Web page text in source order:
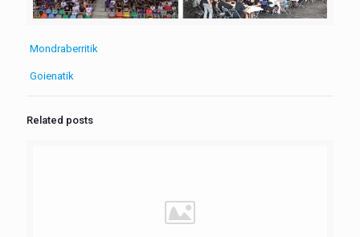
Mondraberritik
Goienatik
Related posts